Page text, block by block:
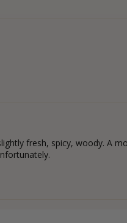
fresh, spicy, woody. A